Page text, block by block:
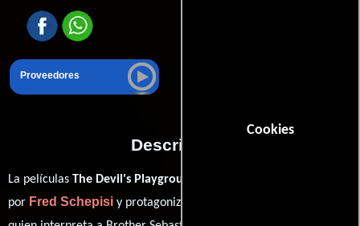
Cookies
Proveedores
Descripción
La películas The Devil's Playground
por Fred Schepisi y protagonizada por